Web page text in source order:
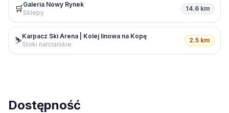
🛒Galeria Nowy Rynek
Sklepy
14.6 km
⛷️Karpacz Ski Arena | Kolej linowa na Kopę
Stoki narciarskie
2.5 km
Dostępność